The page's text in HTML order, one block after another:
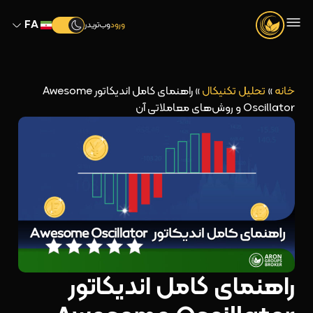
ورودوب‌تریدر
خانه» تحلیل تکنیکال»
راهنمای کامل اندیکاتور Awesome
Oscillator و روش‌های معاملاتی آن
راهنمای کامل اندیکاتور